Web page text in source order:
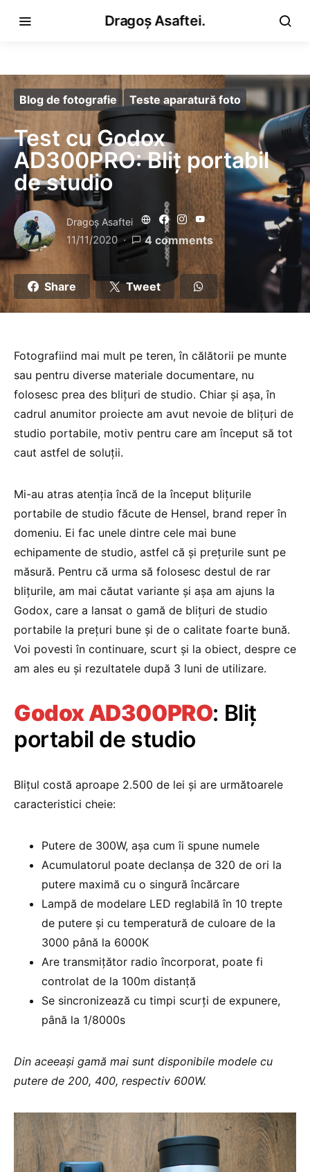
Dragoș Asaftei.
Blog de fotografie Teste aparatură foto
Test cu Godox
AD300PRO: Bliț portabil
de studio
Dragoş Asaftei
11/11/2020 4 comments
Share Tweet
Fotografiind mai mult pe teren, în călătorii pe munte
sau pentru diverse materiale documentare, nu
folosesc prea des blițuri de studio. Chiar și așa, în
cadrul anumitor proiecte am avut nevoie de blițuri de
studio portabile, motiv pentru care am început să tot
caut astfel de soluții.
Mi-au atras atenția încă de la început blițurile
portabile de studio făcute de Hensel, brand reper în
domeniu. Ei fac unele dintre cele mai bune
echipamente de studio, astfel că și prețurile sunt pe
măsură. Pentru că urma să folosesc destul de rar
blițurile, am mai căutat variante și așa am ajuns la
Godox, care a lansat o gamă de blițuri de studio
portabile la prețuri bune și de o calitate foarte bună.
Voi povesti în continuare, scurt și la obiect, despre ce
am ales eu și rezultatele după 3 luni de utilizare.
Godox AD300PRO: Bliț
portabil de studio
Blițul costă aproape 2.500 de lei și are următoarele
caracteristici cheie:
Putere de 300W, așa cum îi spune numele
Acumulatorul poate declanșa de 320 de ori la
putere maximă cu o singură încărcare
Lampă de modelare LED reglabilă în 10 trepte
de putere și cu temperatură de culoare de la
3000 până la 6000K
Are transmițător radio încorporat, poate fi
controlat de la 100m distanță
Se sincronizează cu timpi scurți de expunere,
până la 1/8000s
Din aceeași gamă mai sunt disponibile modele cu
putere de 200, 400, respectiv 600W.